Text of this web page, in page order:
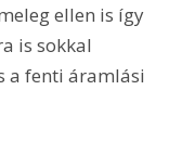
ellen is így
is sokkal
a fenti áramlási